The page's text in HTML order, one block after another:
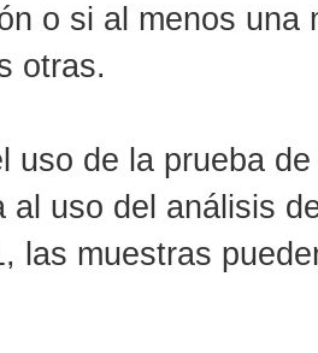
o si al menos
otras.
uso de la prueba
al uso del análisis
las muestras